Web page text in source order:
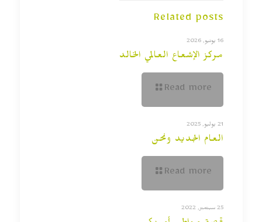
Related posts
16 يونيو, 2026
مركز الإشعاع العالمي الخالد
Read more
21 يوليو, 2025
العام الجديد ونحن
Read more
25 سبتمبر, 2022